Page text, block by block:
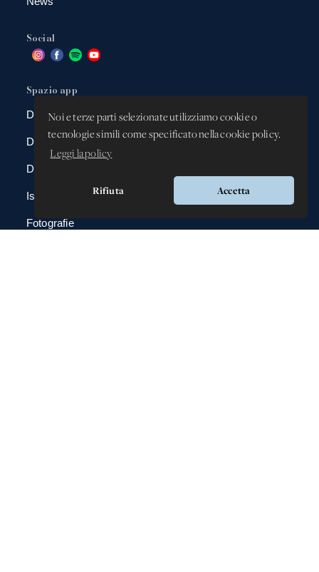
Noi e terze parti selezionate utilizziamo cookie o
tecnologie simili come specificato nella cookie policy.
Leggi la policy
Rifiuta Accetta
Social
Spazio app
DBAnima
DBContest
DBDrive
Iscrizioni
Fotografie